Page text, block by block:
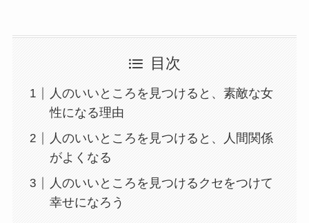
目次
人のいいところを見つけると、素敵な女
性になる理由
人のいいところを見つけると、人間関係
がよくなる
人のいいところを見つけるクセをつけて
幸せになろう